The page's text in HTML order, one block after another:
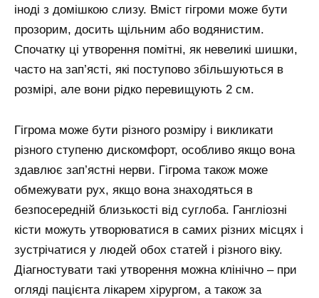
іноді з домішкою слизу. Вміст гігроми може бути
прозорим, досить щільним або водянистим.
Спочатку ці утворення помітні, як невеликі шишки,
часто на зап’ясті, які поступово збільшуються в
розмірі, але вони рідко перевищують 2 см.
Гігрома може бути різного розміру і викликати
різного ступеню дискомфорт, особливо якщо вона
здавлює зап’ястні нерви. Гігрома також може
обмежувати рух, якщо вона знаходяться в
безпосередній близькості від суглоба. Гангліозні
кісти можуть утворюватися в самих різних місцях і
зустрічатися у людей обох статей і різного віку.
Діагностувати такі утворення можна клінічно – при
огляді пацієнта лікарем хірургом, а також за